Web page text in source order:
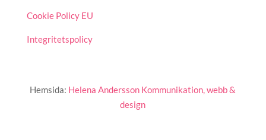
Cookie Policy EU
Integritetspolicy
Hemsida: Helena Andersson Kommunikation, webb &
design